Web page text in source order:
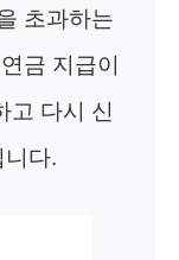
초과하는
금 지급이
고 다시 신
다.